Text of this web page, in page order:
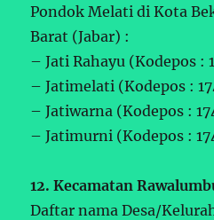
Pondok Melati di Kota
Barat (Jabar) :
– Jati Rahayu (Kodepos :
– Jatimelati (Kodepos :
– Jatiwarna (Kodepos :
– Jatimurni (Kodepos :
12. Kecamatan
Daftar nama Desa/